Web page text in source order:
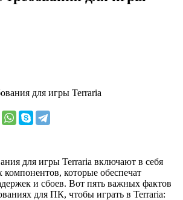
для игры Terraria
для игры Terraria включают в себя
компонентов, которые обеспечат
и сбоев. Вот пять важных фактов
для ПК, чтобы играть в Terraria: